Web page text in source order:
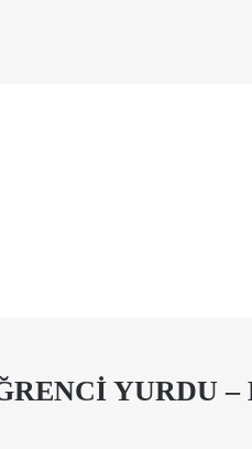
YURDU –